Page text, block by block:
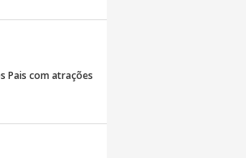
Pais com atrações